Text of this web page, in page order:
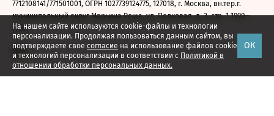
На нашем сайте используются cookie-файлы и технологии
персонализации. Продолжая пользоваться данным сайтом, вы
подтверждаете свое согласие на использование файлов cookie
и технологий персонализации в соответствии с Политикой в
отношении обработки персональных данных.
ОК
7712108141/771501001, ОГРН 1027739124775, 127018, г. Москва, вн.тер.г.
муниципальный округ Марьина Роща, ул. Полковая, д. 3, стр. 1 1999—
2026